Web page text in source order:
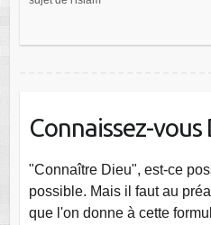
Connaissez-vous
"Connaître Dieu", est-ce
possible. Mais il faut au
que l'on donne à cette